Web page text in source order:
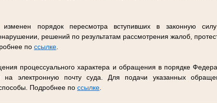
порядок пересмотра вступивших в законную
решений по результатам рассмотрения жалоб,
по ссылке.
процессуального характера и обращения в порядке
электронную почту суда. Для подачи указанных
Подробнее по ссылке.